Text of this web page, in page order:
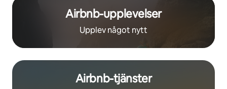
Airbnb-upplevelser
Upplev något nytt
Airbnb-tjänster